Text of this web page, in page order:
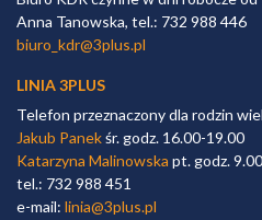
Anna Tanowska, tel.: 732 988 446
biuro_kdr@3plus.pl
LINIA 3PLUS
Telefon przeznaczony dla rodzin
Jakub Panekśr. godz. 16.00-19.00
Katarzyna Malinowska pt. godz.
tel.: 732 988 451
e-mail: linia@3plus.pl